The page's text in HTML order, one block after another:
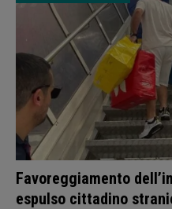
Favoreggiamento
espulso cittadino